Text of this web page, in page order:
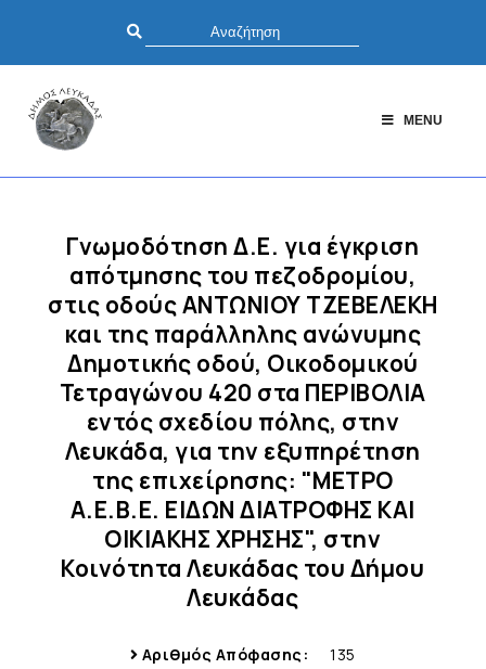
MENU
Γνωμοδότηση Δ.Ε. για έγκριση
απότμησης του πεζοδρομίου,
στις οδούς ΑΝΤΩΝΙΟΥ ΤΖΕΒΕΛΕΚΗ
και της παράλληλης ανώνυμης
Δημοτικής οδού, Οικοδομικού
Τετραγώνου 420 στα ΠΕΡΙΒΟΛΙΑ
εντός σχεδίου πόλης, στην
Λευκάδα, για την εξυπηρέτηση
της επιχείρησης: "ΜΕΤΡΟ
Α.Ε.Β.Ε. ΕΙΔΩΝ ΔΙΑΤΡΟΦΗΣ ΚΑΙ
ΟΙΚΙΑΚΗΣ ΧΡΗΣΗΣ", στην
Κοινότητα Λευκάδας του Δήμου
Λευκάδας
Αριθμός Απόφασης: 135